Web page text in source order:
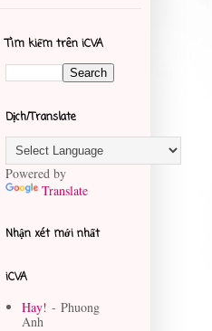
Tìm kiếm trên iCVA
Dịch/Translate
Powered by
Translate
Nhận xét mới nhất
iCVA
Hay! - Phuong
Anh